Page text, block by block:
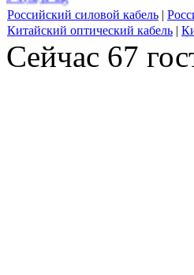
Российский силовой кабель |
Китайский оптический кабель |
Сейчас 67